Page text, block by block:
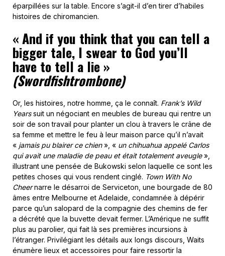
éparpillées sur la table. Encore s’agit-il d’en tirer d’habiles
histoires de chiromancien.
« And if you think that you can tell a
bigger tale, I swear to God you’ll
have to tell a lie »
(Swordfishtrombone)
Or, les histoires, notre homme, ça le connaît. Frank’s Wild
Yearssuit un négociant en meubles de bureau qui rentre un
soir de son travail pour planter un clou à travers le crâne de
sa femme et mettre le feu à leur maison parce qu’il n’avait
« jamais pu blairer ce chien», « un chihuahua appelé Carlos
qui avait une maladie de peau et était totalement aveugle»,
illustrant une pensée de Bukowski selon laquelle ce sont les
petites choses qui vous rendent cinglé. Town With No
Cheernarre le désarroi de Serviceton, une bourgade de 80
âmes entre Melbourne et Adelaide, condamnée à dépérir
parce qu’un salopard de la compagnie des chemins de fer
a décrété que la buvette devait fermer. L’Amérique ne suffit
plus au parolier, qui fait là ses premières incursions à
l’étranger. Privilégiant les détails aux longs discours, Waits
énumère lieux et accessoires pour faire ressortir la